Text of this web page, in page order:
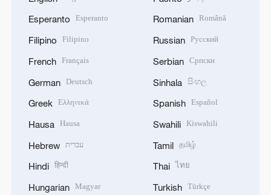
Esperanto Esperanto
Filipino Filipino
French Français
German Deutsch
Greek Ελληνικά
Hausa Hausa
Hebrew עברית
Hindi हिन्दी
Hungarian Magyar
Romanian Română
Russian Русский
Serbian Српски
Sinhala සිංහල
Spanish Español
Swahili Kiswahili
Tamil தமிழ்
Thai ไทย
Turkish Türkçe